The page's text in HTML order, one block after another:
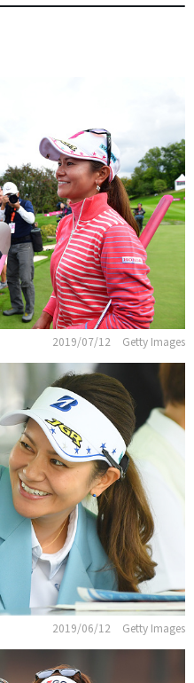
2019/07/12 Getty Images
2019/06/12 Getty Images